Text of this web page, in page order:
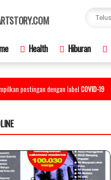
Health Hiburan
postingan dengan labelCOVID-19